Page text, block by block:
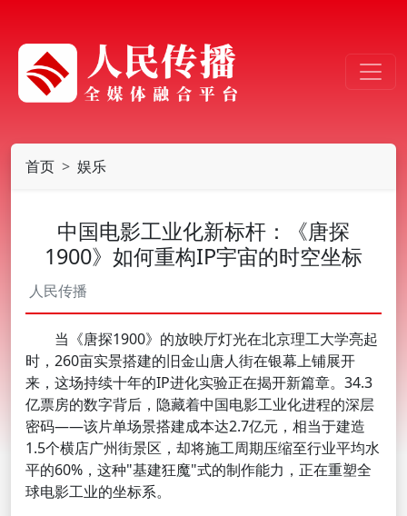
首页 娱乐
中国电影工业化新标杆：《唐探
1900》如何重构IP宇宙的时空坐标
人民传播
当《唐探1900》的放映厅灯光在北京理工大学亮起
时，260亩实景搭建的旧金山唐人街在银幕上铺展开
来，这场持续十年的IP进化实验正在揭开新篇章。34.3
亿票房的数字背后，隐藏着中国电影工业化进程的深层
密码——该片单场景搭建成本达2.7亿元，相当于建造
1.5个横店广州街景区，却将施工周期压缩至行业平均水
平的60%，这种"基建狂魔"式的制作能力，正在重塑全
球电影工业的坐标系。